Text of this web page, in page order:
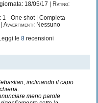
18/05/17 |
Rating:
1 - One shot | Completa
Avvertimenti: Nessuno
le 8 recensioni
inclinando il capo
meno parole